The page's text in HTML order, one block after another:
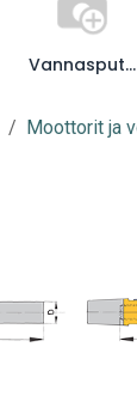
Vannasputket
Moottorit ja